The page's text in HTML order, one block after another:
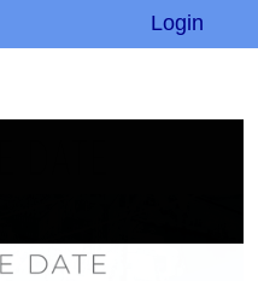
Login